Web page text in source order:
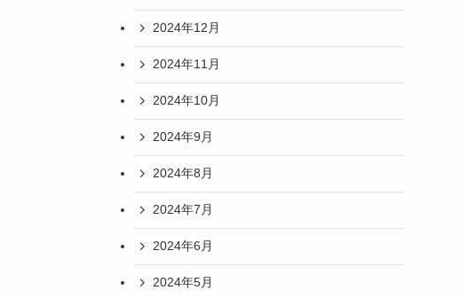
2024年12月
2024年11月
2024年10月
2024年9月
2024年8月
2024年7月
2024年6月
2024年5月